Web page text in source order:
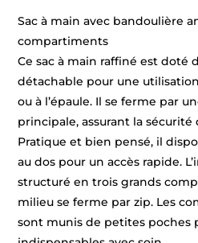
Sac à main avec bandoulière
compartiments
Ce sac à main raffiné est doté
détachable pour une
ou à l’épaule. Il se ferme par
principale, assurant la
Pratique et bien pensé, il
au dos pour un accès rapide.
structuré en trois grands
milieu se ferme par zip. Les
sont munis de petites poches